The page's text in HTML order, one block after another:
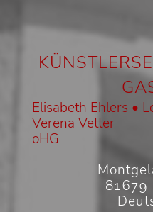
Elisabeth Ehlers •
Verena Vetter
oHG
81679